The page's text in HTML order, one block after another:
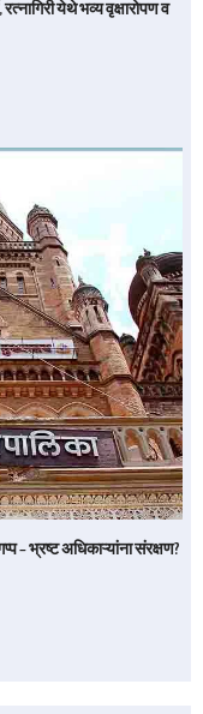
येथे भव्य वृक्षारोपण व
– भ्रष्ट अधिकाऱ्यांना संरक्षण?